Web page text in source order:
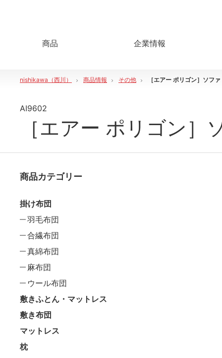
商品 企業情報
nishikawa（西川） 商品情報 その他 ［エアー ポリゴン］ソファ
AI9602
［エアー ポリゴン］
商品カテゴリー
掛け布団
羽毛布団
合繊布団
真綿布団
麻布団
ウール布団
敷きふとん・マットレス
敷き布団
マットレス
枕